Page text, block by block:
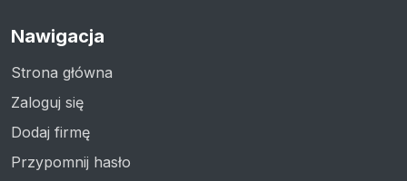
Nawigacja
Strona główna
Zaloguj się
Dodaj firmę
Przypomnij hasło